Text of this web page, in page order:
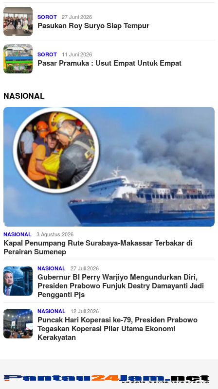
SOROT 27 Juni 2026
Pasukan Roy Suryo Siap Tempur
SOROT 11 Juni 2026
Pasar Pramuka : Usut Empat Untuk Empat
NASIONAL
NASIONAL 3 Agustus 2026
Kapal Penumpang Rute Surabaya-Makassar Terbakar di
Perairan Sumenep
NASIONAL 27 Juli 2026
Gubernur BI Perry Warjiyo Mengundurkan Diri,
Presiden Prabowo Funjuk Destry Damayanti Jadi
Pengganti Pjs
NASIONAL 12 Juli 2026
Puncak Hari Koperasi ke-79, Presiden Prabowo
Tegaskan Koperasi Pilar Utama Ekonomi
Kerakyatan